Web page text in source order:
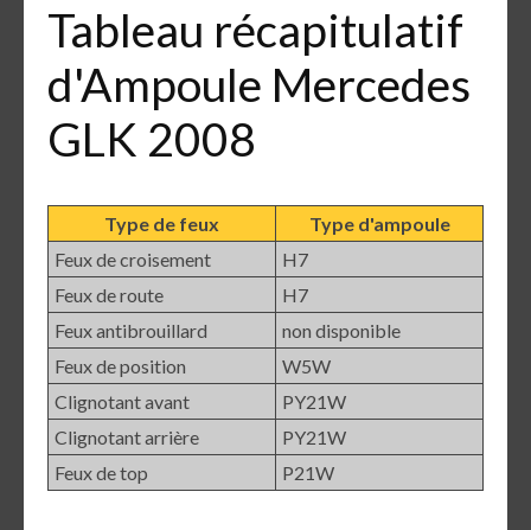
Tableau récapitulatif
d'Ampoule Mercedes
GLK 2008
Type de feux
Type d'ampoule
Feux de croisement
H7
Feux de route
H7
Feux antibrouillard
non disponible
Feux de position
W5W
Clignotant avant
PY21W
Clignotant arrière
PY21W
Feux de top
P21W